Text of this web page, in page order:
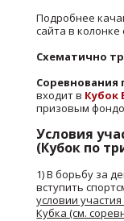
Подробнее
сайта в колонке
Схематично
Соревнования
входит в Кубок
призовым
Условия
(Кубок по
1) В борьбу за
вступить
условии
Кубка (см.